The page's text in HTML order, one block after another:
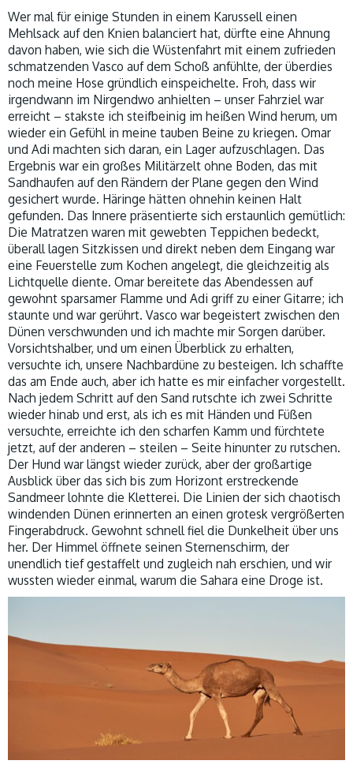
Wer mal für einige Stunden in einem Karussell einen
Mehlsack auf den Knien balanciert hat, dürfte eine Ahnung
davon haben, wie sich die Wüstenfahrt mit einem zufrieden
schmatzenden Vasco auf dem Schoß anfühlte, der überdies
noch meine Hose gründlich einspeichelte. Froh, dass wir
irgendwann im Nirgendwo anhielten – unser Fahrziel war
erreicht – stakste ich steifbeinig im heißen Wind herum, um
wieder ein Gefühl in meine tauben Beine zu kriegen. Omar
und Adi machten sich daran, ein Lager aufzuschlagen. Das
Ergebnis war ein großes Militärzelt ohne Boden, das mit
Sandhaufen auf den Rändern der Plane gegen den Wind
gesichert wurde. Häringe hätten ohnehin keinen Halt
gefunden. Das Innere präsentierte sich erstaunlich gemütlich:
Die Matratzen waren mit gewebten Teppichen bedeckt,
überall lagen Sitzkissen und direkt neben dem Eingang war
eine Feuerstelle zum Kochen angelegt, die gleichzeitig als
Lichtquelle diente. Omar bereitete das Abendessen auf
gewohnt sparsamer Flamme und Adi griff zu einer Gitarre; ich
staunte und war gerührt. Vasco war begeistert zwischen den
Dünen verschwunden und ich machte mir Sorgen darüber.
Vorsichtshalber, und um einen Überblick zu erhalten,
versuchte ich, unsere Nachbardüne zu besteigen. Ich schaffte
das am Ende auch, aber ich hatte es mir einfacher vorgestellt.
Nach jedem Schritt auf den Sand rutschte ich zwei Schritte
wieder hinab und erst, als ich es mit Händen und Füßen
versuchte, erreichte ich den scharfen Kamm und fürchtete
jetzt, auf der anderen – steilen – Seite hinunter zu rutschen.
Der Hund war längst wieder zurück, aber der großartige
Ausblick über das sich bis zum Horizont erstreckende
Sandmeer lohnte die Kletterei. Die Linien der sich chaotisch
windenden Dünen erinnerten an einen grotesk vergrößerten
Fingerabdruck. Gewohnt schnell fiel die Dunkelheit über uns
her. Der Himmel öffnete seinen Sternenschirm, der
unendlich tief gestaffelt und zugleich nah erschien, und wir
wussten wieder einmal, warum die Sahara eine Droge ist.